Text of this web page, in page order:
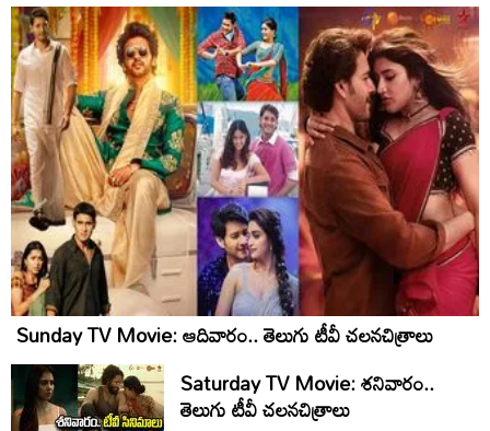
Sunday TV Movie: ఆదివారం.. తెలుగు టీవీ చ‌ల‌న‌చిత్రాలు
Saturday TV Movie: శ‌నివారం..
తెలుగు టీవీ చ‌ల‌న‌చిత్రాలు